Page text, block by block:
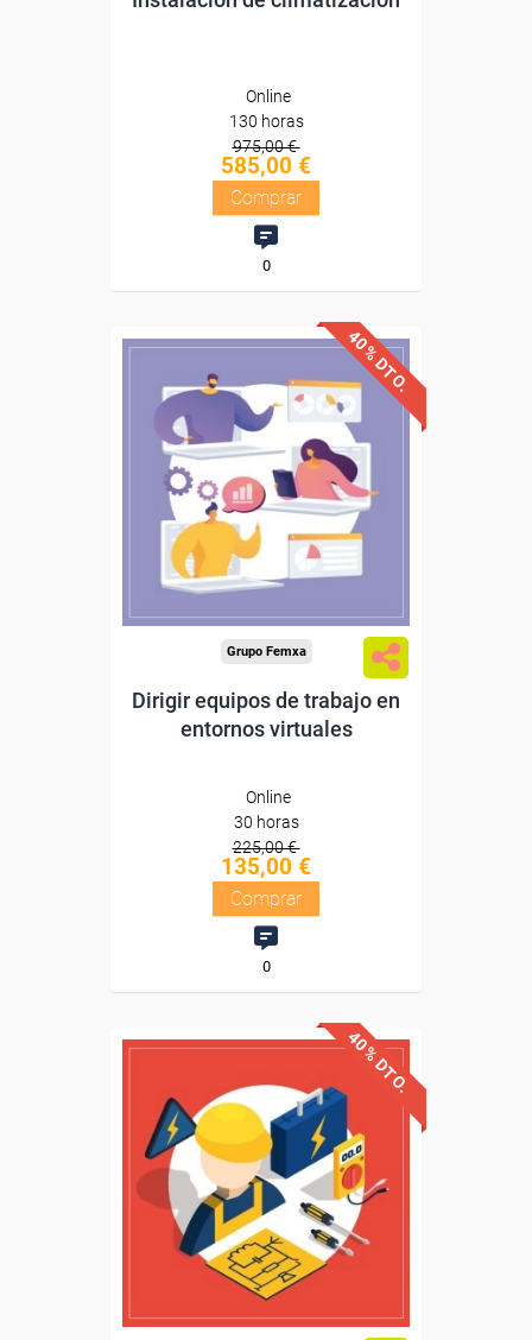
Online
130 horas
975,00 €
585,00 €
Comprar
0
40% DTO.
Descuentos especiales
Sin requisitos de acceso
Diploma
Compra segura
Grupo Femxa
Dirigir equipos de trabajo en
entornos virtuales
Online
30 horas
225,00 €
135,00 €
Comprar
0
40% DTO.
Descuentos especiales
Sin requisitos de acceso
Diploma
Compra segura